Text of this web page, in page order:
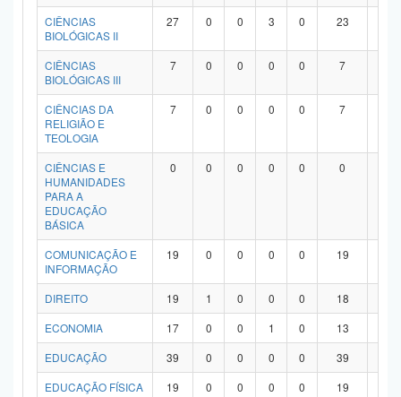
CIÊNCIAS
BIOLÓGICAS II
27 0 0 3 0 23
CIÊNCIAS
BIOLÓGICAS III
7 0 0 0 0 7
CIÊNCIAS DA
RELIGIÃO E
TEOLOGIA
7 0 0 0 0 7
CIÊNCIAS E
HUMANIDADES
PARA A
EDUCAÇÃO
BÁSICA
0 0 0 0 0 0
COMUNICAÇÃO E
INFORMAÇÃO
19 0 0 0 0 19
DIREITO 19 1 0 0 0 18
ECONOMIA
17 0 0 1 0 13
EDUCAÇÃO
39 0 0 0 0 39
EDUCAÇÃO FÍSICA
19 0 0 0 0 19